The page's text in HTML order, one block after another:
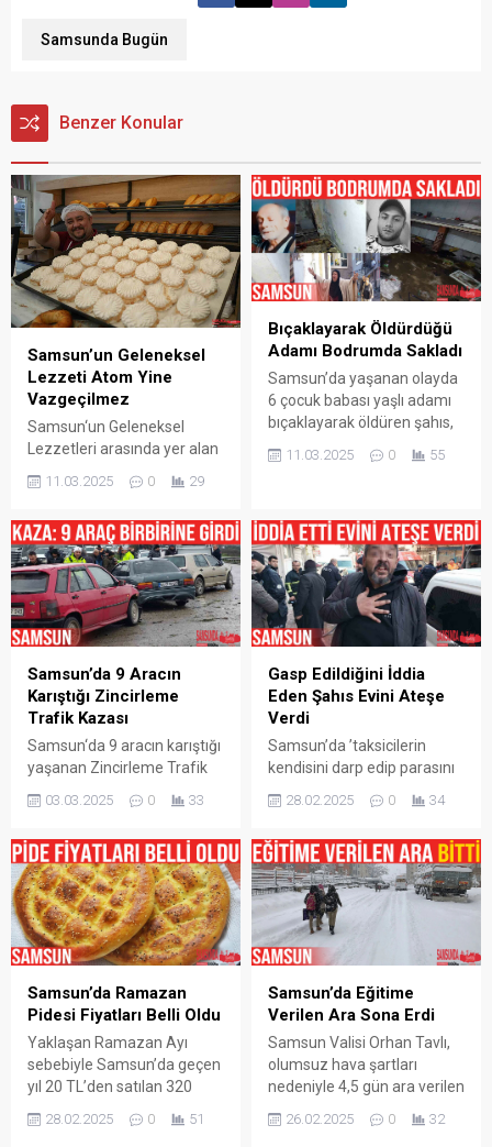
Samsunda Bugün
Benzer Konular
Samsun’un Geleneksel
Lezzeti Atom Yine
Vazgeçilmez
Samsun‘un Geleneksel
Lezzetleri arasında yer alan
ayında da İftar Sofraları
sürdürüyor. Fırın ustalarının
yoğun mesai harcadığı atom
tatlısı, yumurta akı, şeker ve
sudan hazırlanıyor. Her yaş
grubundan sevilen bu tatlı,
Ramazan ayında daha fazla
talep görüyor. Geleneksel
yöntemlerle yapılan ve özel
bir aparatla şekil verilen...
11.03.2025 0 29
Bıçaklayarak Öldürdüğü
Adamı Bodrumda Sakladı
Samsun’da yaşanan olayda
6 çocuk babası yaşlı adamı
bıçaklayarak öldüren şahıs,
babasının evinin
Canik ilçesi Yavuzselim
Mahallesi’nde meydana
geldi. Edinilen bilgiye göre, 6
çocuk babası Sebahattin
Coşar (69), 6 Mart günü
yaşlılık maaşını çekmek için
evinden ayrıldı. Aynı
zamanda Alzheimer
hastası...
11.03.2025 0 55
Samsun’da 9 Aracın
Karıştığı Zincirleme
Trafik Kazası
Samsun‘da 9 aracın karıştığı
yaşanan Zincirleme Trafik
yaralanan olmadığı ve
bildirildi. Samsun‘un Canik
ilçesi 200 Evler mevkisi
çevre yolu üzerinde saat
09.00 sıralarında meydana
gelen kazada edinilen
bilgiye göre, 2 araç
yağmurdan dolayı kayarak
bariyere çarptı. Yağmurdan
çarpan araçlara ile o...
03.03.2025 0 33
Gasp Edildiğini İddia
Eden Şahıs Evini Ateşe
Verdi
Samsun’da ’taksicilerin
kendisini darp edip parasını
112’ye intihar edeceği
daha sonra evini yakarak
intihara kalkıştı. Olay,
Samsun’un İlkadım ilçesine
bağlı Saitbey Mahallesi’nde
sabah saatlerinde meydana
geldi. Edinilen bilgiye göre,
Kemal F., taksicilerin
kendisini darp edip parasını
112 Acil Çağrı...
28.02.2025 0 34
Samsun’da Ramazan
Pidesi Fiyatları Belli Oldu
Yaklaşan Ramazan Ayı
sebebiyle Samsun’da geçen
yıl 20 TL’den satılan 320
bu yıl 25 TL’den satışa
28.02.2025 0 51
Samsun’da Eğitime
Verilen Ara Sona Erdi
Samsun Valisi Orhan Tavlı,
olumsuz hava şartları
nedeniyle 4,5 gün ara verilen
devam edeceğini açıkladı.
26.02.2025 0 32